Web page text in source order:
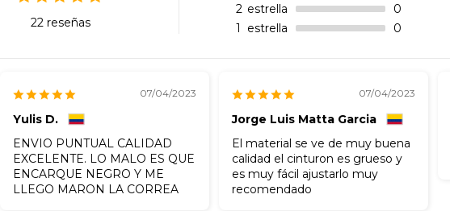
22 reseñas
2 estrella
0
1
estrella 0
07/04/2023
Yulis D.
ENVIO PUNTUAL CALIDAD
EXCELENTE. LO MALO ES QUE
ENCARQUE NEGRO Y ME
LLEGO MARON LA CORREA
07/04/2023
Jorge Luis Matta Garcia
El material se ve de muy buena
calidad el cinturon es grueso y
es muy fácil ajustarlo muy
recomendado